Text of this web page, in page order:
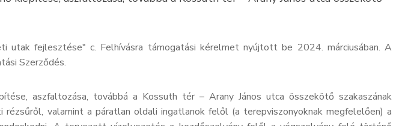
utak fejlesztése" c. Felhívásra támogatási kérelmet nyújtott be 2024. márciusában. A
Szerződés.
aszfaltozása, továbbá a Kossuth tér – Arany János utca összekötő szakaszának
valamint a páratlan oldali ingatlanok felől (a terepviszonyoknak megfelelően) a